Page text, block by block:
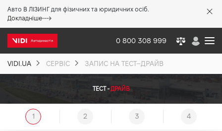
Авто В ЛІЗИНГ для фізичних та юридичних осіб.
Докладніше
0 800 308 999
VIDI.UA СЕРВІС ЗАПИС НА ТЕСТ–ДРАЙВ
ТЕСТ -ДРАЙВ
1 2 3 4
Акції %